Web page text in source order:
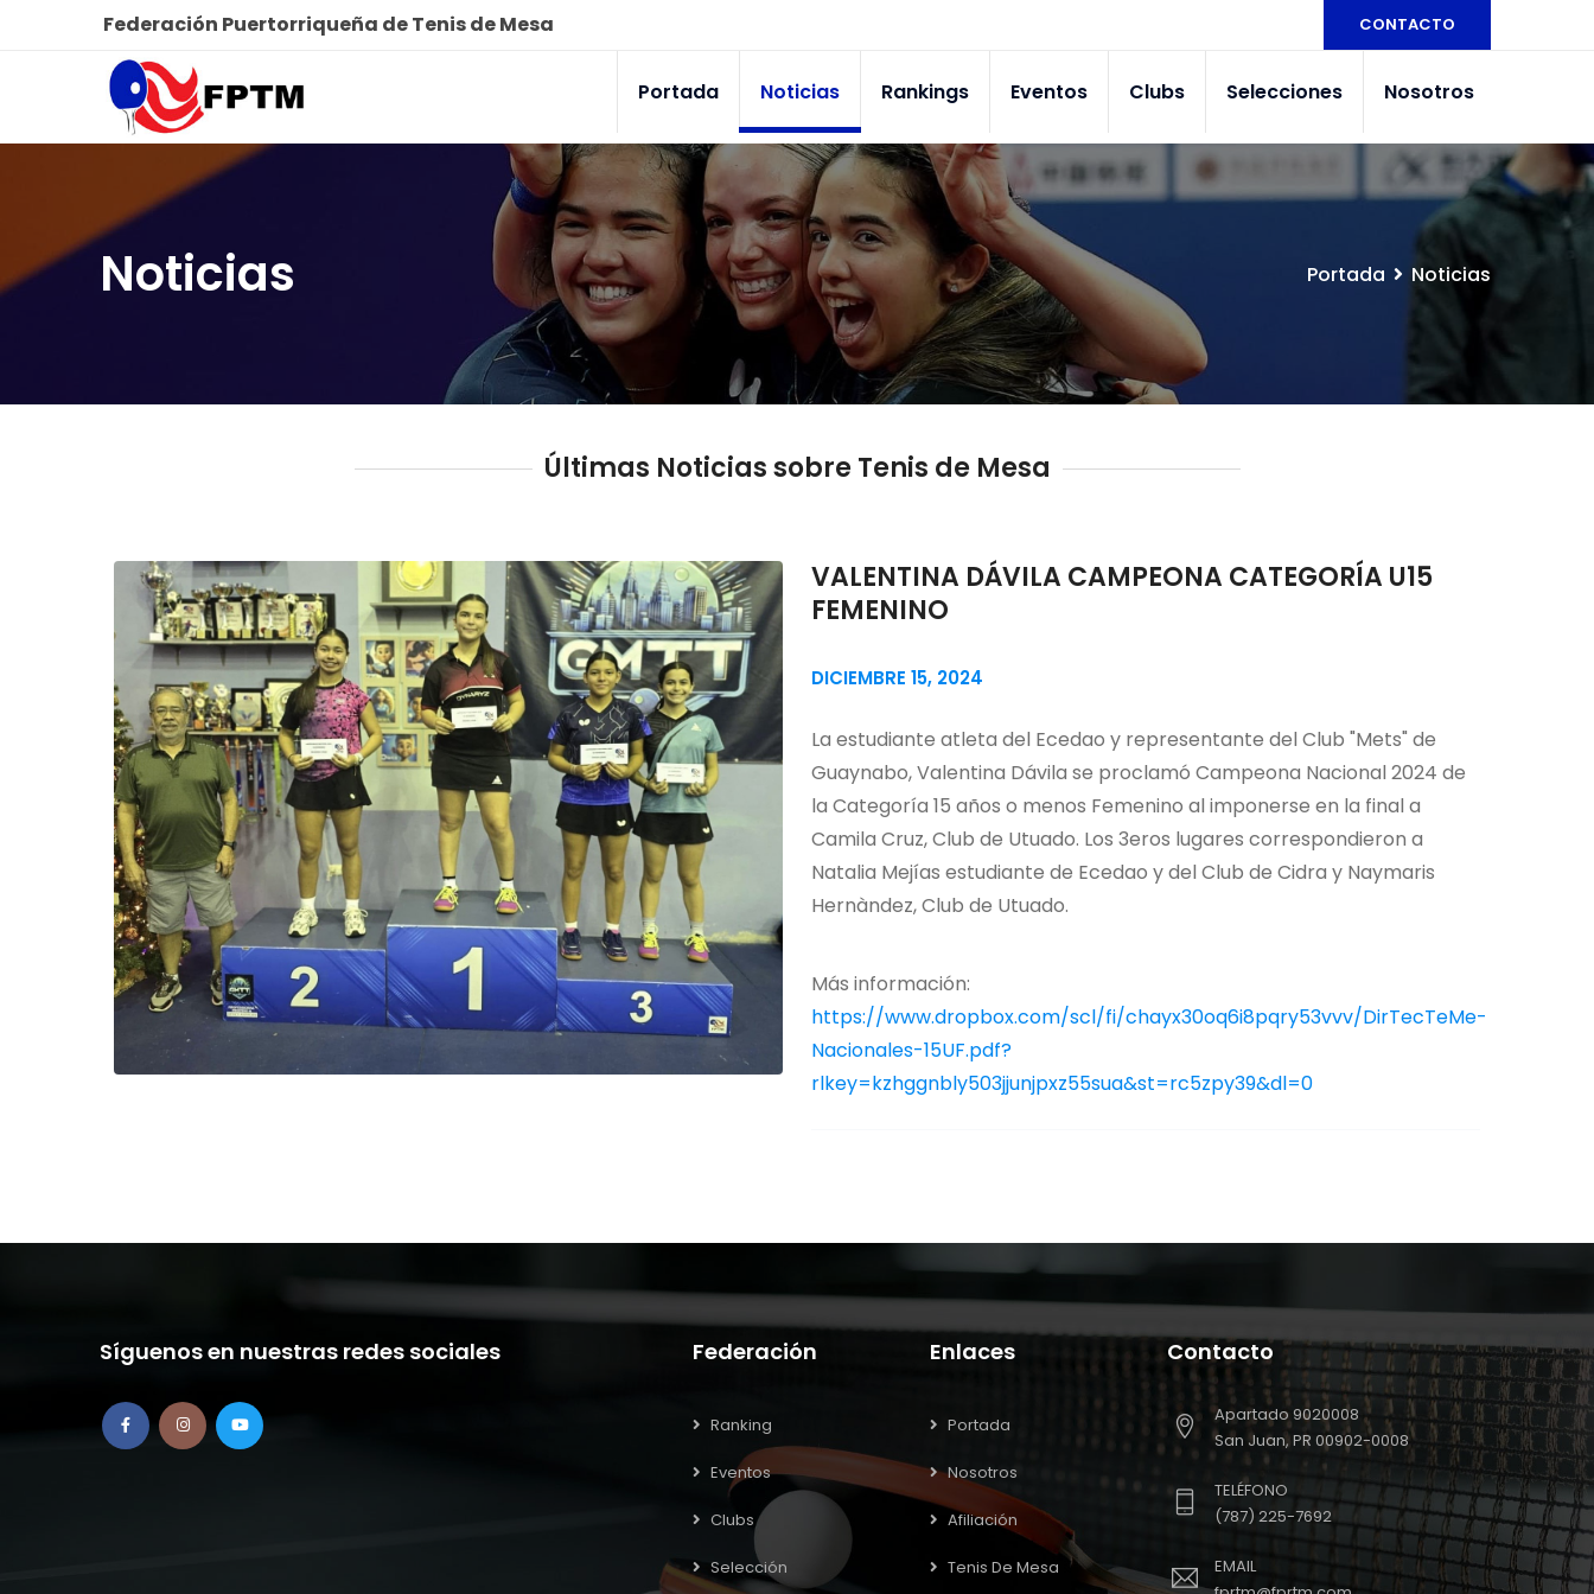
Federación Puertorriqueña de Tenis de Mesa CONTACTO
Portada Noticias Rankings Eventos Clubs Selecciones Nosotros
Noticias Portada Noticias
Últimas Noticias sobre Tenis de Mesa
VALENTINA DÁVILA CAMPEONA CATEGORÍA U15
FEMENINO
DICIEMBRE 15, 2024
La estudiante atleta del Ecedao y representante del Club "Mets" de
Guaynabo, Valentina Dávila se proclamó Campeona Nacional 2024 de
la Categoría 15 años o menos Femenino al imponerse en la final a
Camila Cruz, Club de Utuado. Los 3eros lugares correspondieron a
Natalia Mejías estudiante de Ecedao y del Club de Cidra y Naymaris
Hernàndez, Club de Utuado.
Más información:
https://www.dropbox.com/scl/fi/chayx30oq6i8pqry53vvv/DirTecTeMe-
Nacionales-15UF.pdf?
rlkey=kzhggnbly503jjunjpxz55sua&st=rc5zpy39&dl=0
Síguenos en nuestras redes sociales Federación
Ranking
Eventos
Clubs
Selección
Enlaces
Portada
Nosotros
Afiliación
Tenis De Mesa
Contacto
Apartado 9020008
San Juan, PR 00902-0008
TELÉFONO
(787) 225-7692
EMAIL